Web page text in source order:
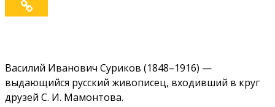
Василий Иванович Суриков (1848–1916) —
выдающийся русский живописец, входивший в круг
друзей С. И. Мамонтова.